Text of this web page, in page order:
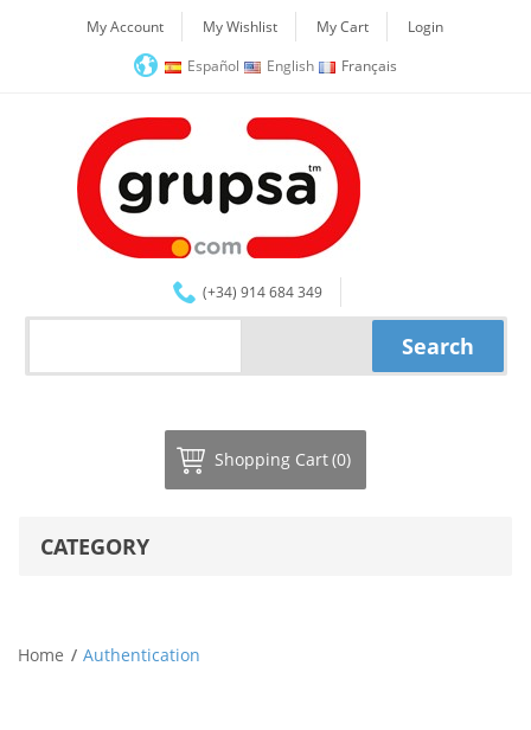
My Account My Wishlist My Cart
Login
Español
English Français
(+34) 914 684 349
Shopping Cart(0)
CATEGORY
Home Authentication